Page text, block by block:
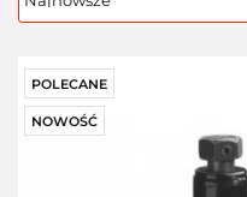
POLECANE
NOWOŚĆ